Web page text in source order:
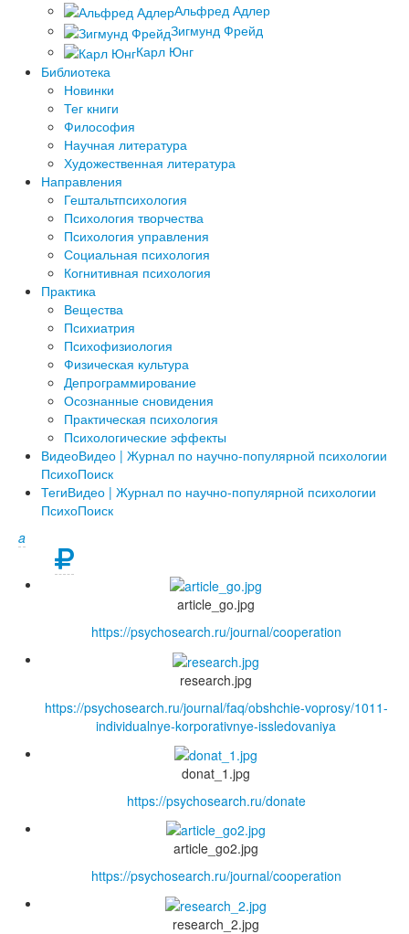
Альфред Адлер
Зигмунд Фрейд
Карл Юнг
Библиотека
Новинки
Тег книги
Философия
Научная литература
Художественная литература
Направления
Гештальтпсихология
Психология творчества
Психология управления
Социальная психология
Когнитивная психология
Практика
Вещества
Психиатрия
Психофизиология
Физическая культура
Депрограммирование
Осознанные сновидения
Практическая психология
Психологические эффекты
ВидеоВидео | Журнал по научно-популярной психологии
ПсихоПоиск
ТегиВидео | Журнал по научно-популярной психологии
ПсихоПоиск
a
article_go.jpg
https://psychosearch.ru/journal/cooperation
research.jpg
https://psychosearch.ru/journal/faq/obshchie-voprosy/1011-
individualnye-korporativnye-issledovaniya
donat_1.jpg
https://psychosearch.ru/donate
article_go2.jpg
https://psychosearch.ru/journal/cooperation
research_2.jpg